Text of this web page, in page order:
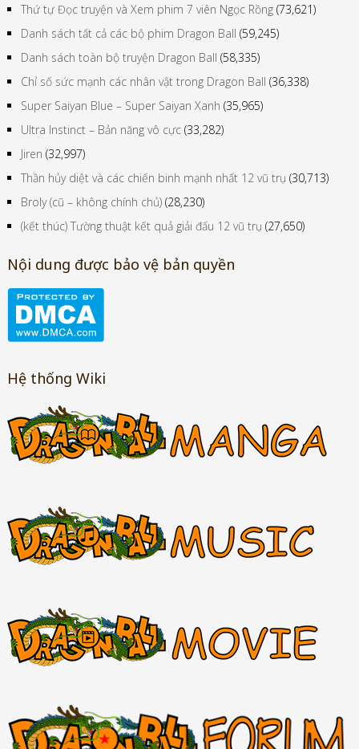
Thứ tự Đọc truyện và Xem phim 7 viên Ngọc Rồng (73,621)
Danh sách tất cả các bộ phim Dragon Ball (59,245)
Danh sách toàn bộ truyện Dragon Ball (58,335)
Chỉ số sức mạnh các nhân vật trong Dragon Ball (36,338)
Super Saiyan Blue – Super Saiyan Xanh (35,965)
Ultra Instinct – Bản năng vô cực (33,282)
Jiren (32,997)
Thần hủy diệt và các chiến binh mạnh nhất 12 vũ trụ (30,713)
Broly (cũ – không chính chủ) (28,230)
(kết thúc) Tường thuật kết quả giải đấu 12 vũ trụ (27,650)
Nội dung được bảo vệ bản quyền
Hệ thống Wiki